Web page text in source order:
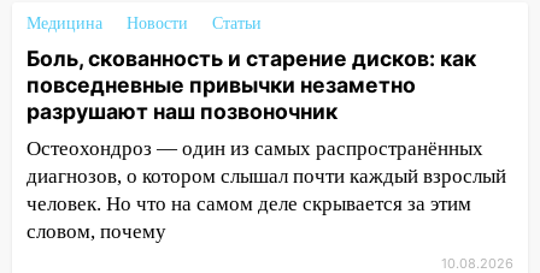
Люксембург дерево упало на
автомобиль
13:00 «Благоприятный период для
новых начинаний: гороскоп для всех
знаков зодиака на неделю с 10 по 16
августа
13:00 На проспекте Тюленева в
Ульяновске образовалось «море»
Медицина Новости Статьи
Боль, скованность и старение дисков: как
повседневные привычки незаметно
разрушают наш позвоночник
Остеохондроз — один из самых распространённых
диагнозов, о котором слышал почти каждый взрослый
человек. Но что на самом деле скрывается за этим
словом, почему
10.08.2026